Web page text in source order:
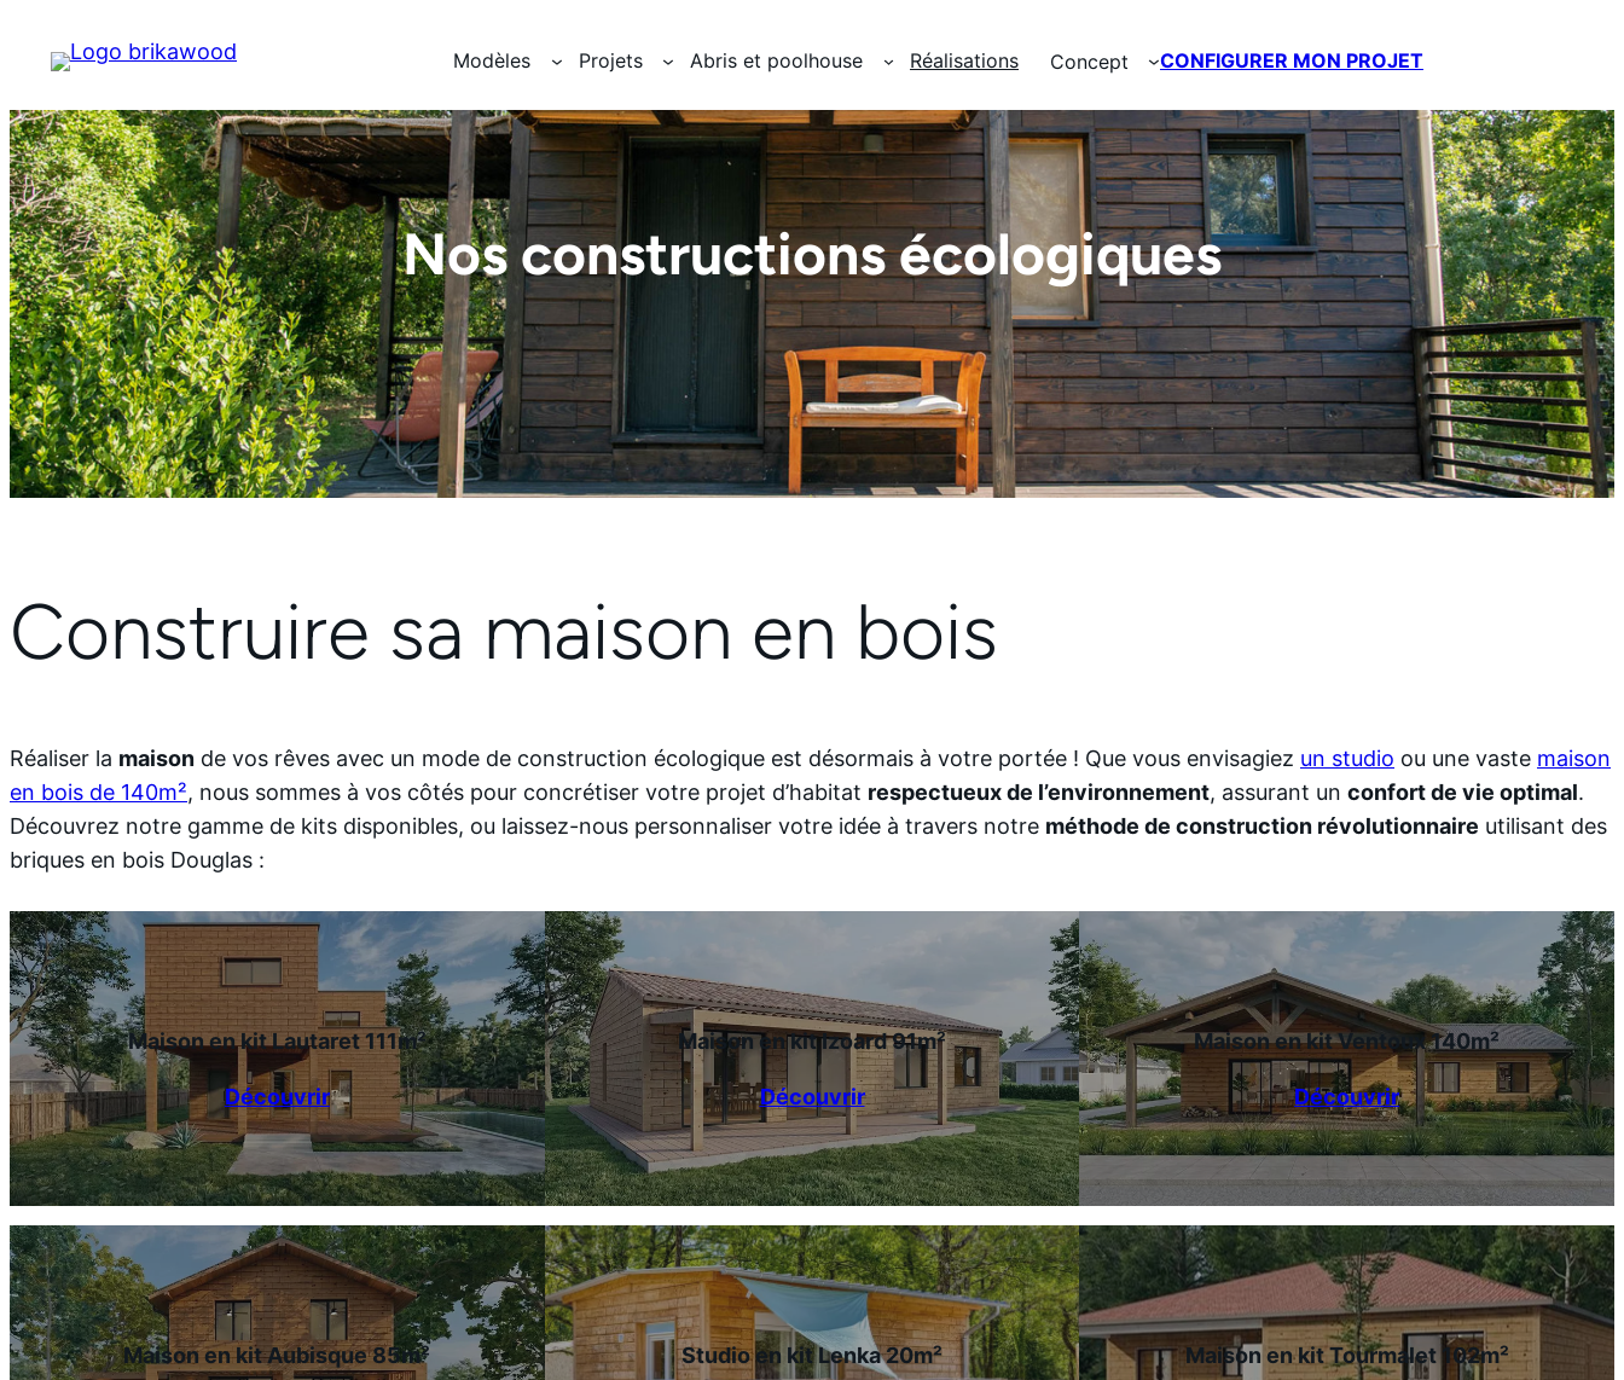
Modèles Projets Abris et poolhouse Réalisations Concept CONFIGURER MON PROJET
Nos constructions écologiques
Construire sa maison en bois
Réaliser la maison de vos rêves avec un mode de construction écologique est désormais à votre portée ! Que vous envisagiez un studio ou une vaste maison
en bois de 140m², nous sommes à vos côtés pour concrétiser votre projet d’habitat respectueux de l’environnement, assurant un confort de vie optimal.
Découvrez notre gamme de kits disponibles, ou laissez-nous personnaliser votre idée à travers notre méthode de construction révolutionnaire utilisant des
briques en bois Douglas :
Maison en kit Lautaret 111m²
Découvrir
Maison en kit Izoard 91m²
Découvrir
Maison en kit Ventoux 140m²
Découvrir
Maison en kit Aubisque 85m² Studio en kit Lenka 20m² Maison en kit Tourmalet 102m²